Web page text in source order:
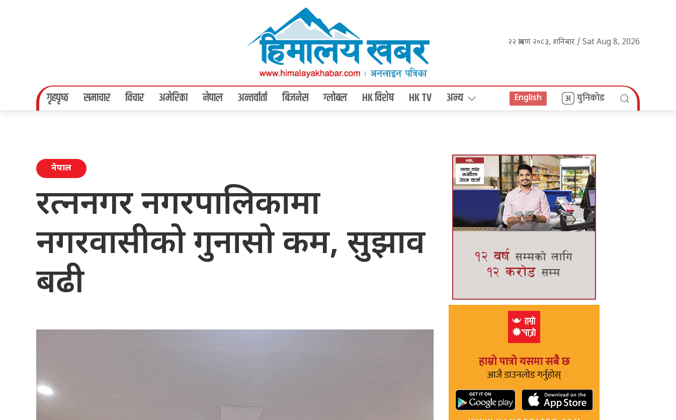
२२ श्रावण २०८३, शनिबार / Sat Aug 8, 2026
गृहपृष्‍ठ समाचार विचार अमेरिका नेपाल अन्तर्वार्ता बिजनेस ग्लोबल HK विशेष HK TV अन्य English युनिकोड
नेपाल
रत्ननगर नगरपालिकामा
नगरवासीको गुनासो कम, सुझाव
बढी